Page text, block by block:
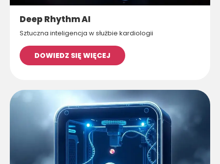
Deep Rhythm AI
Sztuczna inteligencja w służbie kardiologii
DOWIEDZ SIĘ WIĘCEJ